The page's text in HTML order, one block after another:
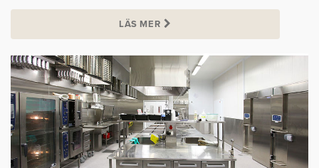
LÄS MER